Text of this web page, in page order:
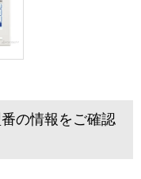
の情報をご確認